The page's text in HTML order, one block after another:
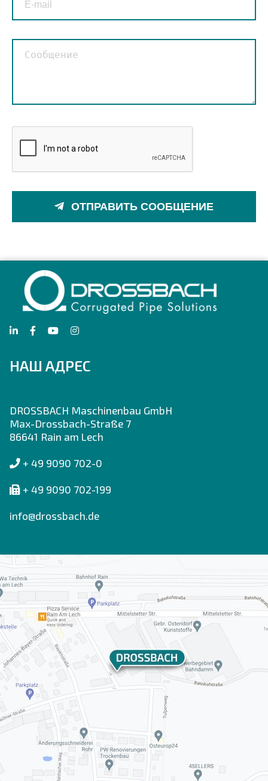
ОТПРАВИТЬ СООБЩЕНИЕ
НАШ АДРЕС
DROSSBACH Maschinenbau GmbH
Max-Drossbach-Straße 7
86641 Rain am Lech
+ 49 9090 702-0
+ 49 9090 702-199
info@drossbach.de